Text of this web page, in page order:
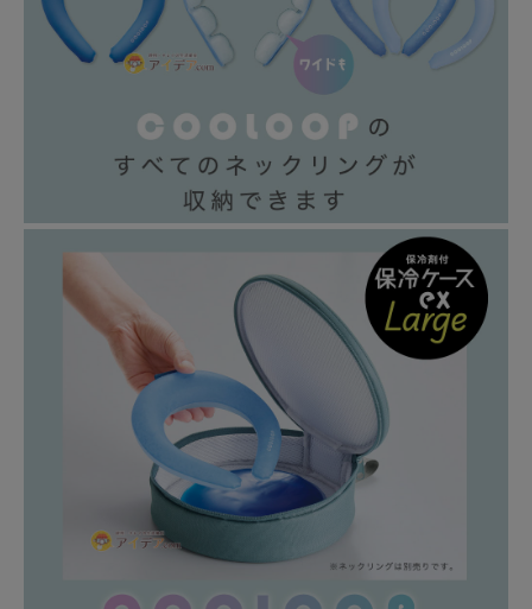
インテリア
INFORMATION
ご利用ガイド
プライバシーポリシー
特定商取引法について